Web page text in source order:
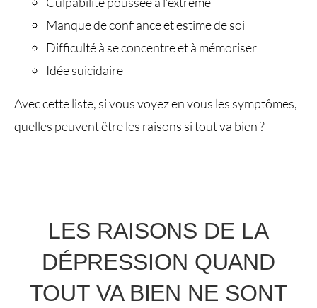
Manque de confiance et estime de soi
Difficulté à se concentre et à mémoriser
Idée suicidaire
Avec cette liste, si vous voyez en vous les symptômes,
quelles peuvent être les raisons si tout va bien ?
LES RAISONS DE LA
DÉPRESSION QUAND
TOUT VA BIEN NE SONT